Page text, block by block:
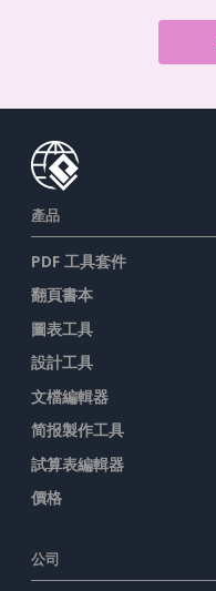
產品
PDF 工具套件
翻頁書本
圖表工具
設計工具
文檔編輯器
简报製作工具
試算表編輯器
價格
公司